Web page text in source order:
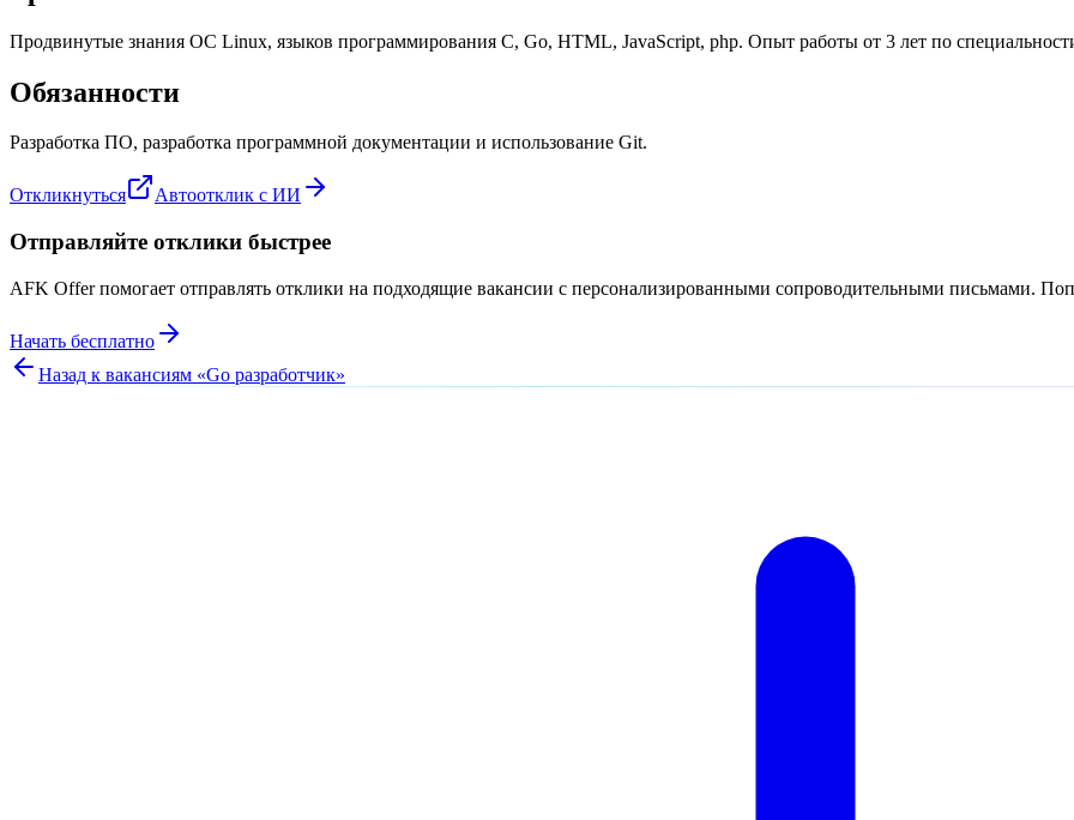
Продвинутые знания ОС Linux, языков программирования C, Go, HTML, JavaScript, php. Опыт работы от 3 лет по
Обязанности
Разработка ПО, разработка программной документации и использование Git.
Откликнуться Автоотклик с ИИ
Отправляйте отклики быстрее
AFK Offer помогает отправлять отклики на подходящие вакансии с персонализированными сопроводительными письмами.
Начать бесплатно
Назад к вакансиям «Go разработчик»